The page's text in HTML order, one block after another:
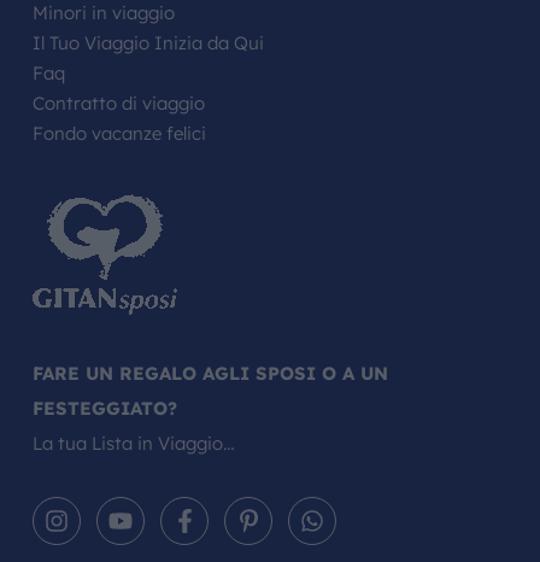
Minori in viaggio
Il Tuo Viaggio Inizia da Qui
Faq
Contratto di viaggio
Fondo vacanze felici
FARE UN REGALO AGLI SPOSI O A UN
FESTEGGIATO?
La tua Lista in Viaggio…